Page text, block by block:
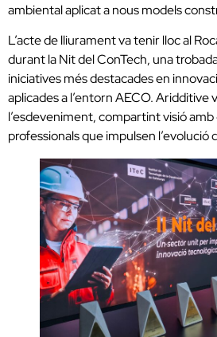
ambiental aplicat a nous models
L’acte de lliurament va tenir lloc al
durant la Nit del ConTech, una
iniciatives més destacades en
aplicades a l’entorn AECO. Aridditive
l’esdeveniment, compartint visió amb
professionals que impulsen l’evolució